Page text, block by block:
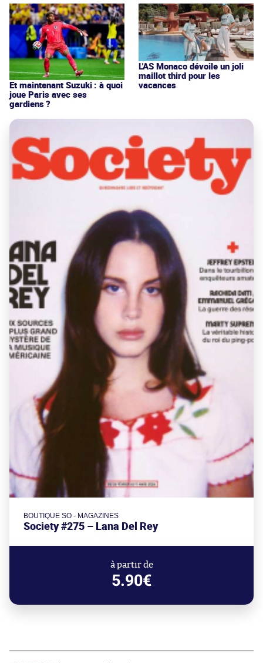
Et maintenant Suzuki : à quoi
joue Paris avec ses
gardiens ?
L'AS Monaco dévoile un joli
maillot third pour les
vacances
BOUTIQUE SO - MAGAZINES
Society #275 – Lana Del Rey
à partir de
5.90€